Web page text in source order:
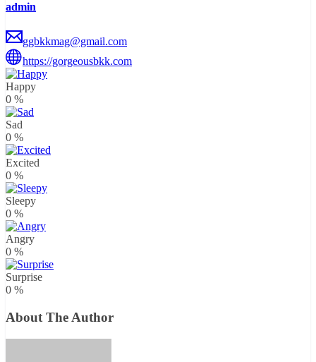
admin
ggbkkmag@gmail.com
https://gorgeousbkk.com
Happy
0 %
Sad
0 %
Excited
0 %
Sleepy
0 %
Angry
0 %
Surprise
0 %
About The Author